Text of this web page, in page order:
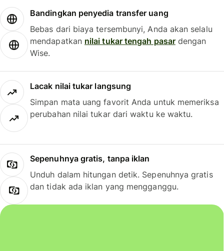
Bandingkan penyedia transfer uang
Bebas dari biaya tersembunyi, Anda akan selalu
mendapatkan nilai tukar tengah pasardengan
Wise.
Lacak nilai tukar langsung
Simpan mata uang favorit Anda untuk memeriksa
perubahan nilai tukar dari waktu ke waktu.
Sepenuhnya gratis, tanpa iklan
Unduh dalam hitungan detik. Sepenuhnya gratis
dan tidak ada iklan yang mengganggu.